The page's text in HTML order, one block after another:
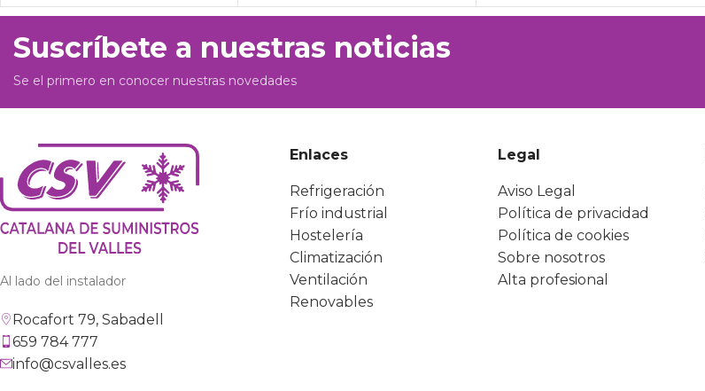
Suscríbete a nuestras noticias
Se el primero en conocer nuestras novedades
Al lado del instalador
Rocafort 79, Sabadell
659 784 777
info@csvalles.es
Enlaces
Refrigeración
Frío industrial
Hostelería
Climatización
Ventilación
Renovables
Legal
Aviso Legal
Política de privacidad
Política de cookies
Sobre nosotros
Alta profesional